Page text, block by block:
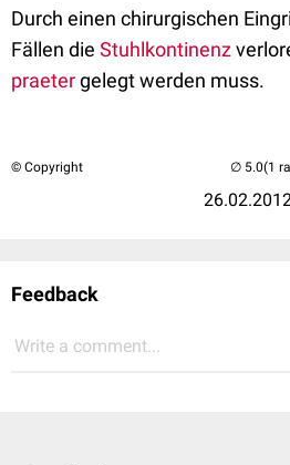
Durch einen chirurgischen
Fällen die Stuhlkontinenz
praetergelegt werden muss.
© Copyright
26.02.2012
(1
Feedback
Write a comment...